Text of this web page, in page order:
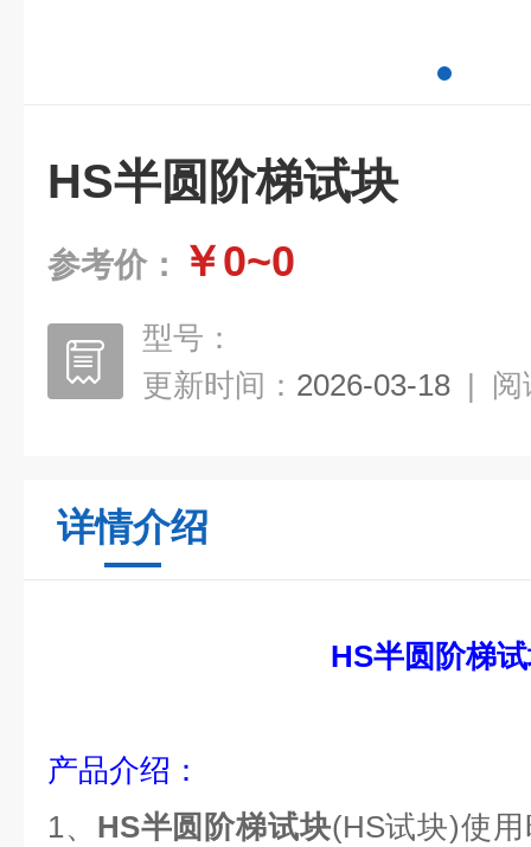
HS半圆阶梯试块
参考价： ￥0~0
型号：
更新时间： 2026-03-18 | 阅
详情介绍
HS半圆阶梯
产品介绍：
1、 HS半圆阶梯试块(HS试块)使